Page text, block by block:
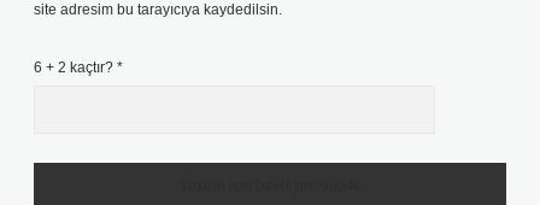
site adresim bu tarayıcıya kaydedilsin.
6 + 2 kaçtır? *